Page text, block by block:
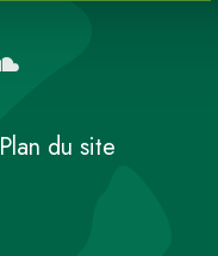
Plan du site